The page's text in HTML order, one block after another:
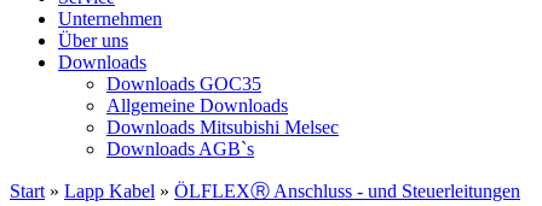
Unternehmen
Über uns
Downloads
Downloads GOC35
Allgemeine Downloads
Downloads Mitsubishi Melsec
Downloads AGB`s
Start » Lapp Kabel » ÖLFLEXⓇ Anschluss - und Steuerleitungen